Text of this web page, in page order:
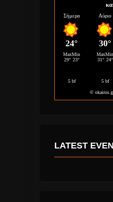
LATEST